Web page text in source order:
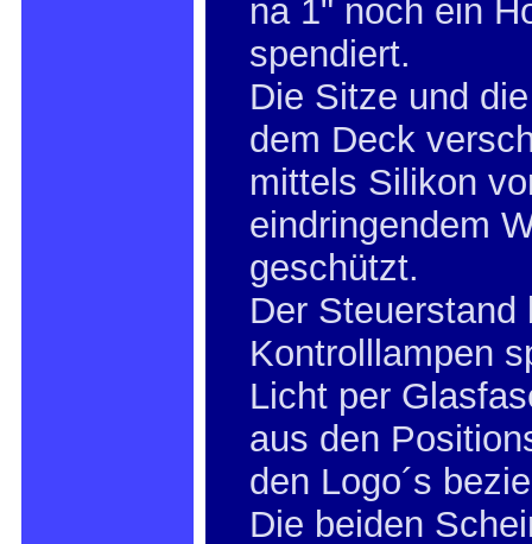
na 1" noch ein
spendiert.
Die Sitze und
dem Deck
mittels Silikon
eindringendem
geschützt.
Der Steuerstand
Kontrolllampen
Licht per
aus den
den Logo´s
Die beiden